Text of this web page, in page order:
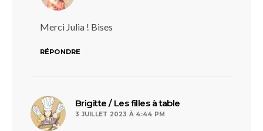
Merci Julia ! Bises
RÉPONDRE
Brigitte / Les filles à table
3 JUILLET 2023 À 4:44 PM